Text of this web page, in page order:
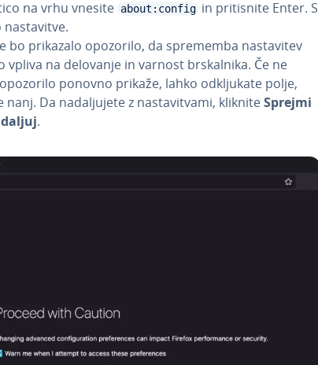
na vrhu vnesite about:config in pri­ti­sni­te Enter. S
bo prikazalo opozorilo, da sprememba na­sta­vi­tev
vpliva na delovanje in varnost br­skal­ni­ka. Če ne
ponovno prikaže, lahko od­klju­ka­te polje,
nanj. Da na­da­lju­je­te z na­sta­vi­tva­mi, klikniteSprejmi
.